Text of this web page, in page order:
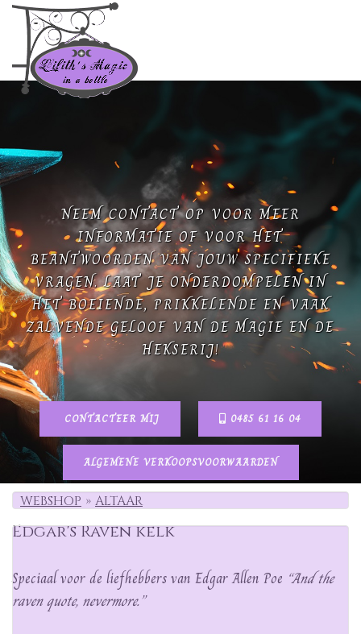
NEEM CONTACT OP VOOR MEER
INFORMATIE OF VOOR HET
BEANTWOORDEN VAN JOUW SPECIFIEKE
VRAGEN. LAAT JE ONDERDOMPELEN IN
HET BOEIENDE, PRIKKELENDE EN VAAK
ZALVENDE GELOOF VAN DE MAGIE EN DE
HEKSERIJ!
CONTACTEER MIJ 0485 61 16 04
ALGEMENE VERKOOPSVOORWAARDEN
WEBSHOP ALTAAR
Edgar's Raven kelk
Speciaal voor de liefhebbers van Edgar Allen Poe “And the
raven quote, nevermore.”